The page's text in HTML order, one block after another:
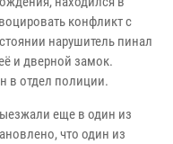
конфликт с
нарушитель пинал
и дверной замок.
в отдел полиции.
еще в один из
что один из